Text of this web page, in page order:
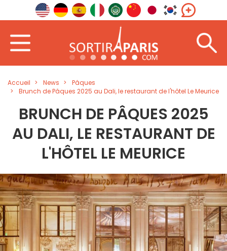
Accueil News
Pâques
Brunch de Pâques 2025 au Dali, le restaurant de l'hôtel Le Meurice
BRUNCH DE PÂQUES 2025
AU DALI, LE RESTAURANT DE
L'HÔTEL LE MEURICE